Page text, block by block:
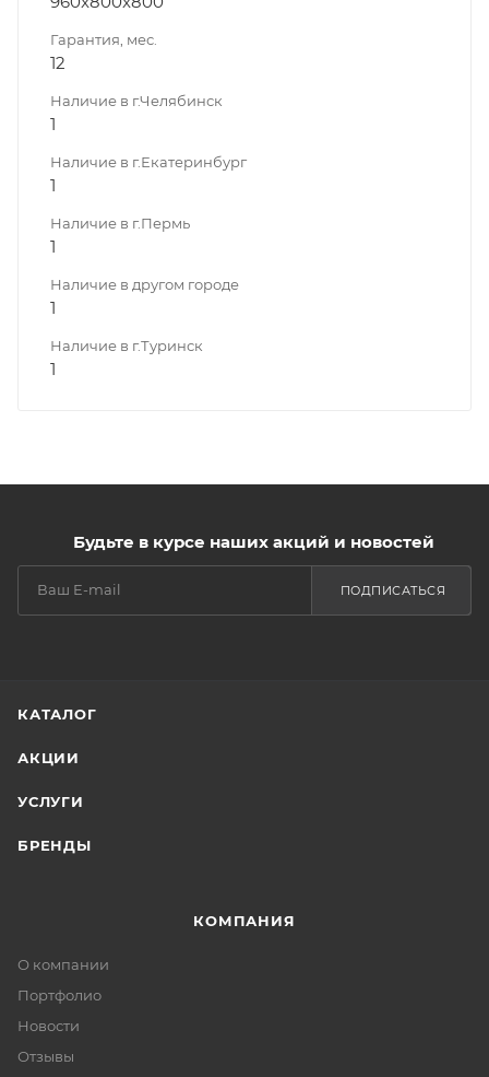
Гарантия, мес.
12
Наличие в г.Челябинск
1
Наличие в г.Екатеринбург
1
Наличие в г.Пермь
1
Наличие в другом городе
1
Наличие в г.Туринск
1
Будьте в курсе наших акций и новостей
ПОДПИСАТЬСЯ
КАТАЛОГ
АКЦИИ
УСЛУГИ
БРЕНДЫ
КОМПАНИЯ
О компании
Портфолио
Новости
Отзывы